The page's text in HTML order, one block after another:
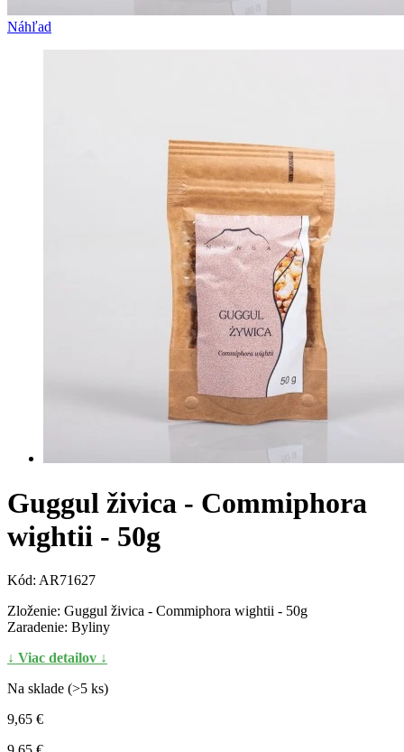
Náhľad
Guggul živica - Commiphora
wightii - 50g
Kód: AR71627
Zloženie: Guggul živica - Commiphora wightii - 50g
Zaradenie: Byliny
↓ Viac detailov ↓
Na sklade (>5 ks)
9,65 €